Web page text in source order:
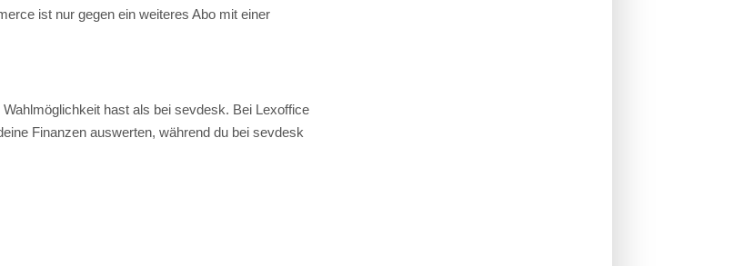
ist nur gegen ein weiteres Abo mit einer
hast als bei sevdesk. Bei Lexoffice
Finanzen auswerten, während du bei sevdesk